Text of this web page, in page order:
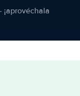
¡aprovéchala